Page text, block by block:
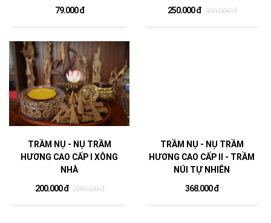
79.000 đ
250.000 đ 300.000 đ
TRẦM NỤ - NỤ TRẦM
HƯƠNG CAO CẤP I XÔNG
NHÀ
200.000 đ 200.000 đ
TRẦM NỤ - NỤ TRẦM
HƯƠNG CAO CẤP II - TRẦM
NÚI TỰ NHIÊN
368.000 đ